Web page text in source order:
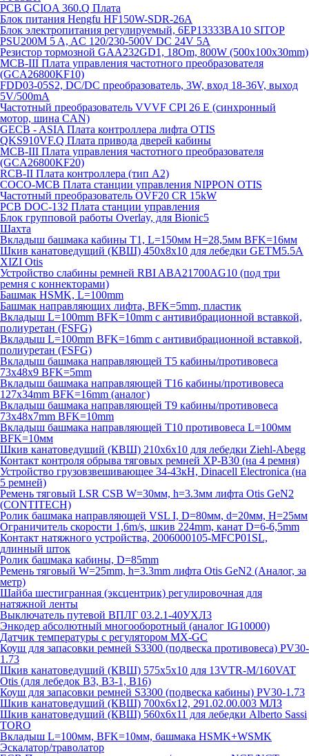
PCB GCIOA 360.Q Плата
Блок питания Hengfu HF150W-SDR-26A
Блок электропитания регулируемый, 6EP13333BA10 SITOP
PSU200M 5 A, AC 120/230-500V DC 24V 5A
Резистор тормозной GAA232GD1, 18Om, 800W (500x100x30mm)
MCB-III Плата управления частотного преобразователя
(GCA26800KF10)
FDD03-05S2, DC/DC преобразователь, 3W, вход 18-36V, выход
5V/500mA
Частотный преобразователь VVVF CPI 26 E (синхронный
мотор, шина CAN)
GECB - ASIA Плата контроллера лифта OTIS
QKS910VF.Q Плата привода дверей кабины
MCB-III Плата управления частотного преобразователя
(GCA26800KF20)
RCB-II Плата контроллера (тип A2)
COCO-MCB Плата станции управления NIPPON OTIS
Частотный преобразователь OVF20 CR 15kW
PCB DOC-132 Плата станции управления
Блок групповой работы Overlay, для Bionic5
Шахта
Вкладыш башмака кабины T1, L=150мм H=28,5мм BFK=16мм
Шкив канатоведущий (КВШ) 450х8х10 для лебедки GETM5.5A
XIZI Otis
Устройство слабины ремней RBI ABA21700AG10 (под три
ремня с коннекторами)
Башмак HSMK, L=100mm
Башмак направляющих лифта, BFK=5mm, пластик
Вкладыш L=100mm BFK=10mm с антивибрационной вставкой,
полиуретан (FSFG)
Вкладыш L=100mm BFK=16mm с антивибрационной вставкой,
полиуретан (FSFG)
Вкладыш башмака направляющей T5 кабины/противовеса
73х48х9 BFK=5mm
Вкладыш башмака направляющей T16 кабины/противовеса
127х34mm BFK=16mm (аналог)
Вкладыш башмака направляющей T9 кабины/противовеса
73х48х7mm BFK=10mm
Вкладыш башмака направляющей T10 противовеса L=100мм
BFK=10мм
Шкив канатоведущий (КВШ) 210х6х10 для лебедки Ziehl-Abegg
Контакт контроля обрыва тяговых ремней XP-B30 (на 4 ремня)
Устройство грузовзвешивающее 34-43кН, Dinacell Electronica (на
5 ремней)
Ремень тяговый LSR CSB W=30мм, h=3.3мм лифта Otis GeN2
(CONTITECH)
Ролик башмака направляющей VSL I, D=80мм, d=20мм, H=25мм
Ограничитель скорости 1,6m/s, шкив 224mm, канат D=6-6,5mm
Контакт натяжного устройства, 2006000105-MFCP01SL,
длинный шток
Ролик башмака кабины, D=85mm
Ремень тяговый W=25mm, h=3.3mm лифта Otis GeN2 (Аналог, за
метр)
Шайба шестигранная (эксцентрик) регулировочная для
натяжной ленты
Выключатель путевой ВПЛГ 03.2.1-40УХЛ3
Энкодер абсолютный многооборотный (аналог IG10000)
Датчик температуры с регулятором MX-GC
Коуш для запасовки ремней S3300 (подвеска противовеса) PV30-
1.73
Шкив канатоведущий (КВШ) 575х5х10 для 13VTR-M/160VAT
Otis (для лебедок B3, B3-1, B16)
Коуш для запасовки ремней S3300 (подвеска кабины) PV30-1.73
Шкив канатоведущий (КВШ) 700х6х12, 291.02.00.003 МЛЗ
Шкив канатоведущий (КВШ) 560х6х11 для лебедки Alberto Sassi
TORO
Вкладыш L=100мм, BFK=10мм, башмака HSMK+WSMK
Эскалатор/траволатор